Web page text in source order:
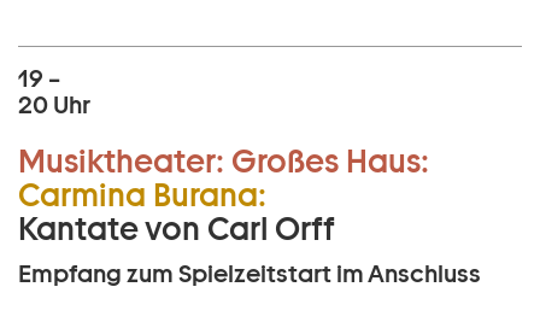
19 –
20 Uhr
Musiktheater: Großes Haus:
Carmina Burana:
Kantate von Carl Orff
Empfang zum Spielzeitstart im Anschluss